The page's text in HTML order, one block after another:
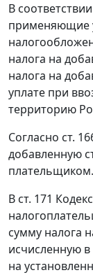
В
применяющие
налога на
налога на
уплате при
территорию
Согласно ст.
добавленную
плательщиком.
В ст. 171
сумму налога
исчисленную в
на